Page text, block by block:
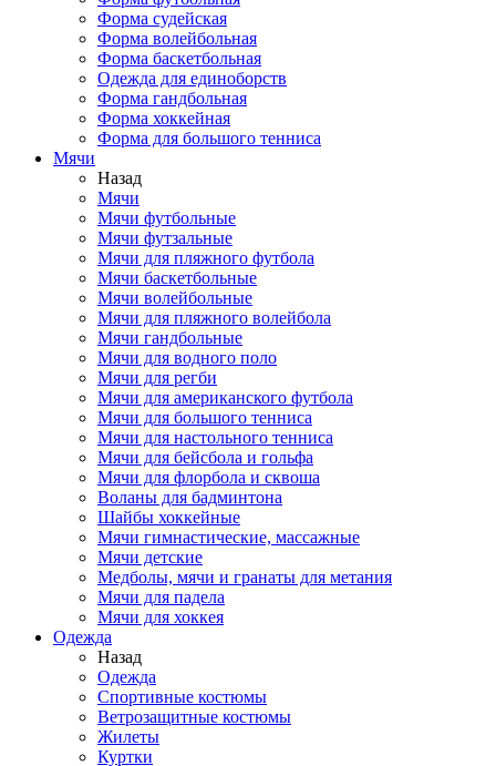
Форма судейская
Форма волейбольная
Форма баскетбольная
Одежда для единоборств
Форма гандбольная
Форма хоккейная
Форма для большого тенниса
Мячи
Назад
Мячи
Мячи футбольные
Мячи футзальные
Мячи для пляжного футбола
Мячи баскетбольные
Мячи волейбольные
Мячи для пляжного волейбола
Мячи гандбольные
Мячи для водного поло
Мячи для регби
Мячи для американского футбола
Мячи для большого тенниса
Мячи для настольного тенниса
Мячи для бейсбола и гольфа
Мячи для флорбола и сквоша
Воланы для бадминтона
Шайбы хоккейные
Мячи гимнастические, массажные
Мячи детские
Медболы, мячи и гранаты для метания
Мячи для падела
Мячи для хоккея
Одежда
Назад
Одежда
Спортивные костюмы
Ветрозащитные костюмы
Жилеты
Куртки